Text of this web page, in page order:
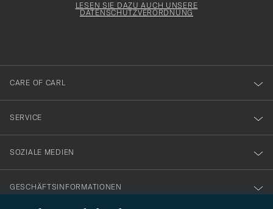
dig
till
vårt
nyhetsbrev!
LESEN SIE DAZU AUCH UNSERE
DATENSCHUTZVERORDNUNG
CARE OF CARL
SERVICE
SOZIALE MEDIEN
GESCHÄFTSINFORMATIONEN